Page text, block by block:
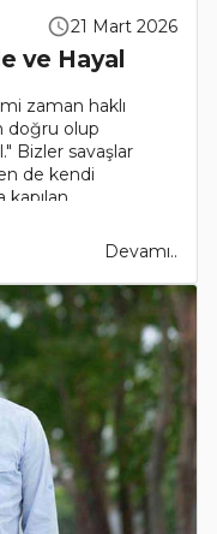
21 Mart 2026
ve Hayal
zaman haklı
doğru olup
Bizler savaşlar
de kendi
Devamı..